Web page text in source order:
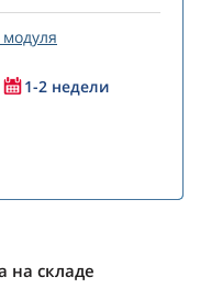
1-2 недели
на складе